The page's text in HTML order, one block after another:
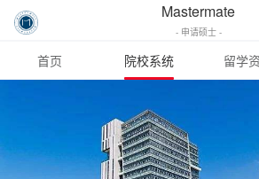
Mastermate
- 申请硕士 -
首页 院校系统 留学